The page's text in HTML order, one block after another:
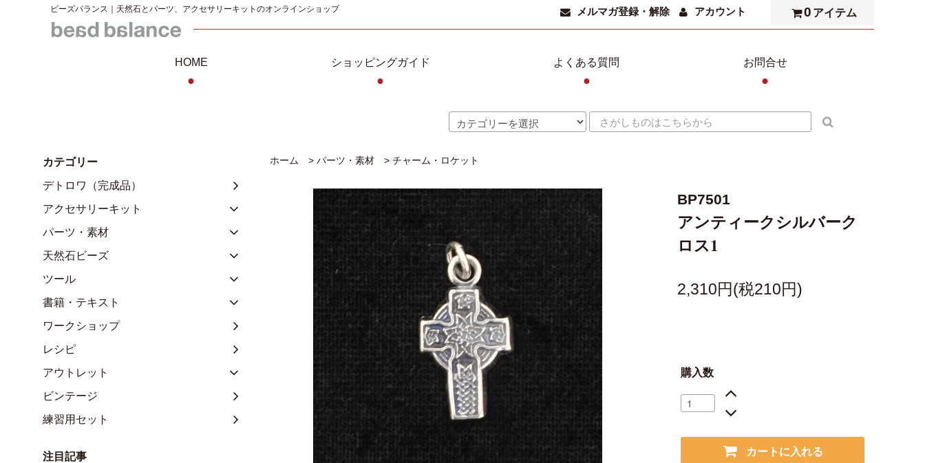
ビーズバランス｜天然石とパーツ、アクセサリーキットのオンラインショップ メルマガ登録・解除 アカウント 0 アイテム
HOME
●
ショッピングガイド
●
よくある質問
●
お問合せ
●
ホーム > パーツ・素材 > チャーム・ロケット
BP7501
アンティークシルバーク
ロス1
2,310円(税210円)
購入数
カートに入れる
カテゴリー
デトロワ（完成品）
アクセサリーキット
パーツ・素材
天然石ビーズ
ツール
書籍・テキスト
ワークショップ
レシピ
アウトレット
ビンテージ
練習用セット
注目記事